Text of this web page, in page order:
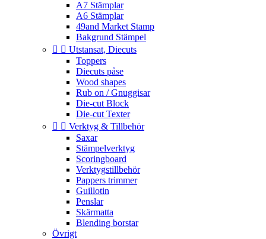
A7 Stämplar
A6 Stämplar
49and Market Stamp
Bakgrund Stämpel
  Utstansat, Diecuts
Toppers
Diecuts påse
Wood shapes
Rub on / Gnuggisar
Die-cut Block
Die-cut Texter
  Verktyg & Tillbehör
Saxar
Stämpelverktyg
Scoringboard
Verktygstillbehör
Pappers trimmer
Guillotin
Penslar
Skärmatta
Blending borstar
Övrigt